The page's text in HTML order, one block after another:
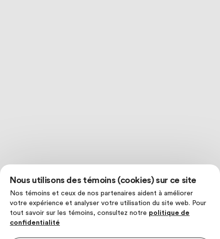
Nous utilisons des témoins (cookies) sur ce site
Nos témoins et ceux de nos partenaires aident à améliorer
votre expérience et analyser votre utilisation du site web. Pour
tout savoir sur les témoins, consultez notre politique de
confidentialité